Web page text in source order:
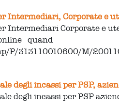
Intermediari, Corporate e
Intermediari Corporate e
quand
P/313110010600/M/
degli incassi per PSP,
degli incassi per PSP